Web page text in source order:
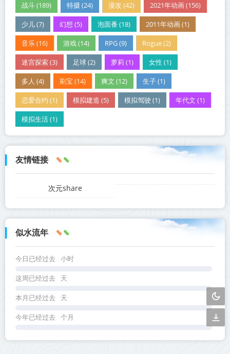
战斗 (189) 特摄 (24) 漫改 (42) 2021年动画 (156)
少儿 (7) 幻想 (5) 泡面番 (18) 2011年动画 (1)
音乐 (16) 游戏 (14) RPG (9) Rogue (2)
迷宫探索 (3) 足球 (2) 萝莉 (1) 女性 (1)
多人 (4) 刷宝 (14) 爽文 (12) 生子 (1)
恋爱合约 (1) 模拟建造 (5) 模拟驾驶 (1) 年代文 (1)
模拟生活 (1)
友情链接
次元share
似水流年
今日已经过去 小时
这周已经过去 天
本月已经过去 天
今年已经过去 个月